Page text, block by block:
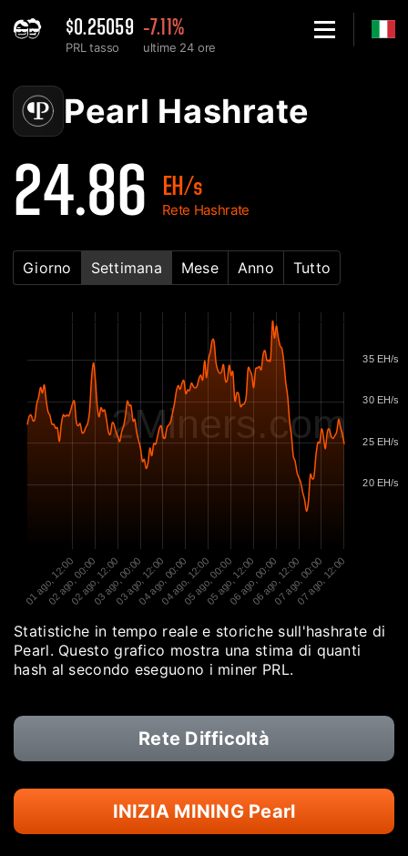
$0.25059
PRL tasso
-7.11%
ultime 24 ore
Pearl PRL Grafico di Hashrate della rete - 2Miners
Pearl Hashrate
24.86 EH/s
Rete Hashrate
Giorno Settimana Mese Anno Tutto
2Miners.com
01 ago, 12:00
02 ago, 00:00
02 ago, 12:00
03 ago, 00:00
03 ago, 12:00
04 ago, 00:00
04 ago, 12:00
05 ago, 00:00
05 ago, 12:00
06 ago, 00:00
06 ago, 12:00
07 ago, 00:00
07 ago, 12:00
20 EH/s
25 EH/s
30 EH/s
35 EH/s
Statistiche in tempo reale e storiche sull'hashrate di
Pearl. Questo grafico mostra una stima di quanti
hash al secondo eseguono i miner PRL.
Rete Difficoltà
INIZIA MINING Pearl